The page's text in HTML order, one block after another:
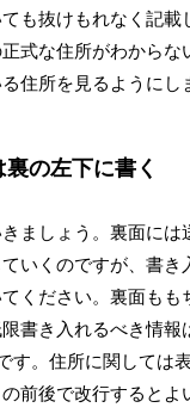
も抜けもれなく記載
式な住所がわからな
住所を見るようにし
の左下に書く
ましょう。裏面には
いくのですが、書き
ください。裏面もも
書き入れるべき情報
す。住所に関しては
前後で改行するとよ